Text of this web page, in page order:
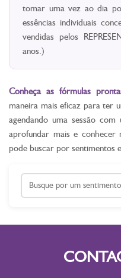
tomar uma vez ao dia
essências individuais
vendidas pelos
anos.)
Conheça as fórmulas
maneira mais eficaz para ter
agendando uma sessão
aprofundar mais e conhecer
pode buscar por sentimentos